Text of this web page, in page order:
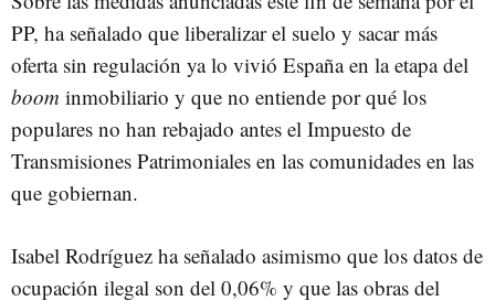
PP, ha señalado que liberalizar el suelo y sacar más
oferta sin regulación ya lo vivió España en la etapa del
boom inmobiliario y que no entiende por qué los
populares no han rebajado antes el Impuesto de
Transmisiones Patrimoniales en las comunidades en las
que gobiernan.
Isabel Rodríguez ha señalado asimismo que los datos de
ocupación ilegal son del 0,06% y que las obras del